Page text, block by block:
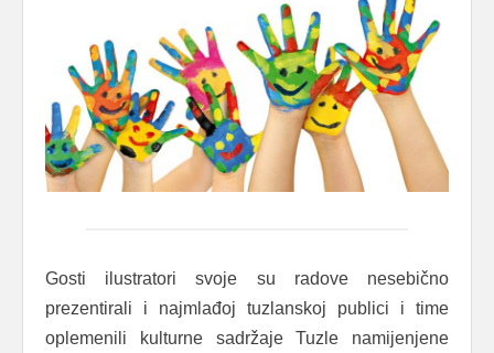
Gosti ilustratori svoje su radove nesebično
prezentirali i najmlađoj tuzlanskoj publici i time
oplemenili kulturne sadržaje Tuzle namijenjene